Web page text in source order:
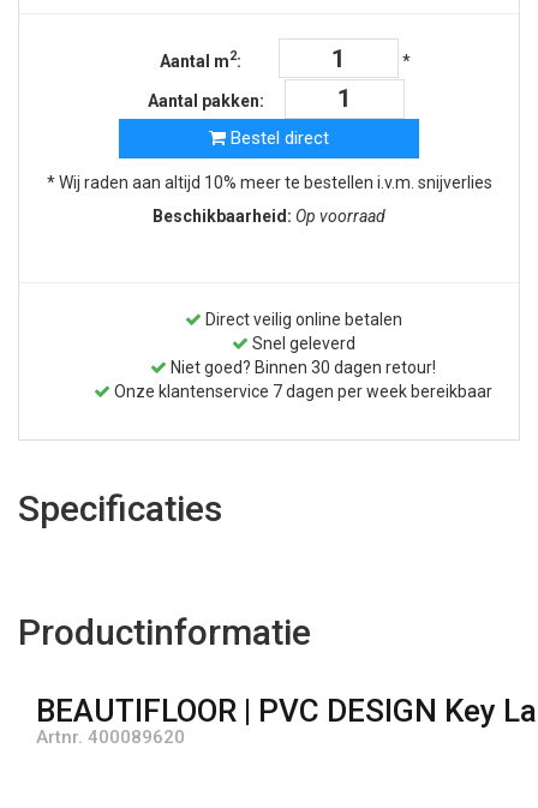
Aantal m2: *
Aantal pakken:
Bestel direct
* Wij raden aan altijd 10% meer te bestellen i.v.m. snijverlies
Beschikbaarheid: Op voorraad
Direct veilig online betalen
Snel geleverd
Niet goed? Binnen 30 dagen retour!
Onze klantenservice 7 dagen per week bereikbaar
Specificaties
Productinformatie
BEAUTIFLOOR | PVC DESIGN
Artnr. 400089620